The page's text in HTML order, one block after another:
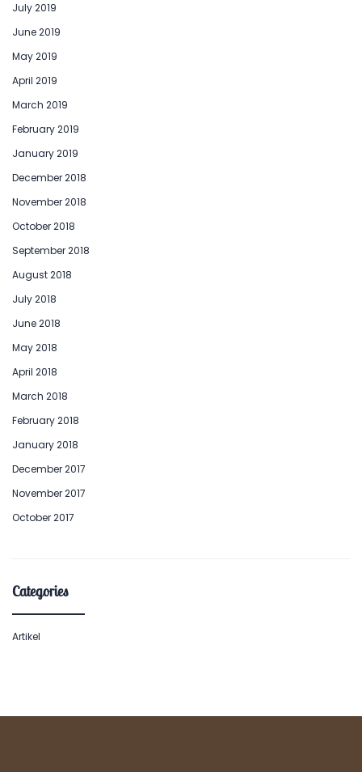
July 2019
June 2019
May 2019
April 2019
March 2019
February 2019
January 2019
December 2018
November 2018
October 2018
September 2018
August 2018
July 2018
June 2018
May 2018
April 2018
March 2018
February 2018
January 2018
December 2017
November 2017
October 2017
Categories
Artikel